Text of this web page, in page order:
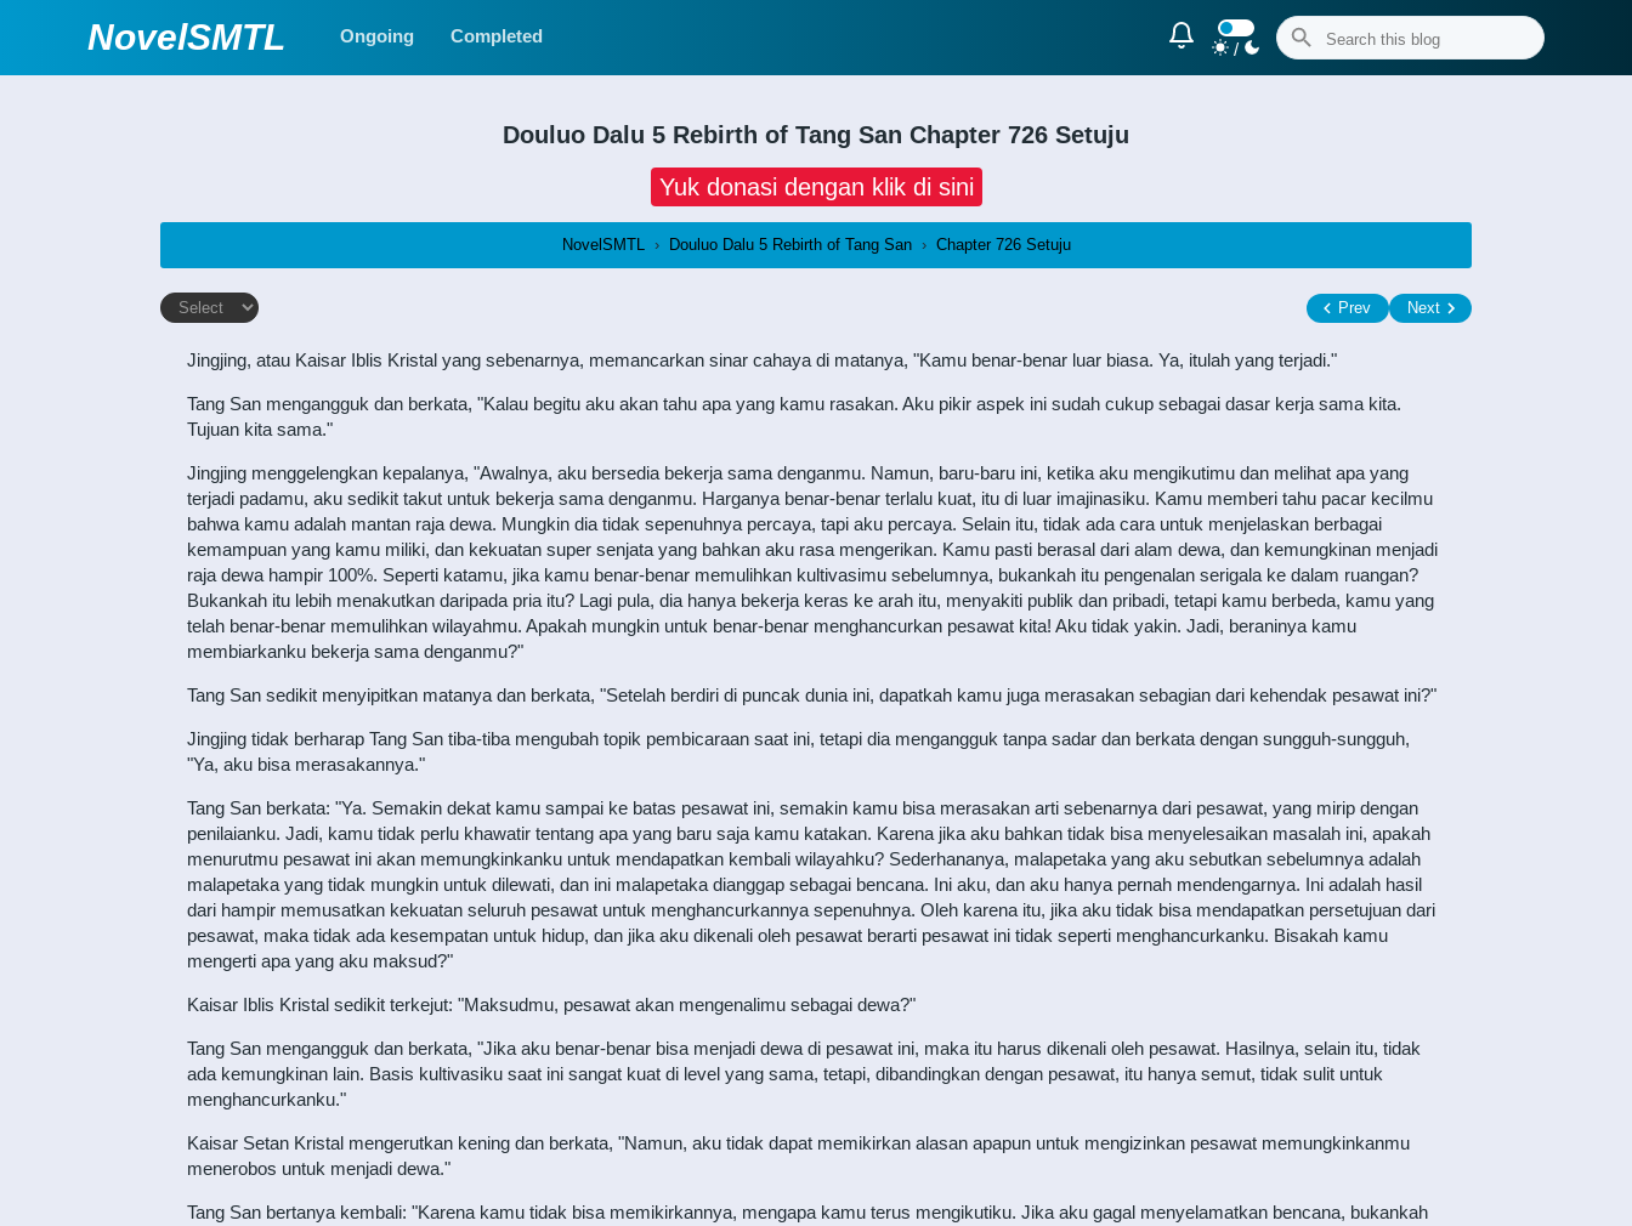
NovelSMTL Ongoing Completed
/
Douluo Dalu 5 Rebirth of Tang San Chapter 726 Setuju
Yuk donasi dengan klik di sini
NovelSMTL › Douluo Dalu 5 Rebirth of Tang San › Chapter 726 Setuju
Prev Next
Jingjing, atau Kaisar Iblis Kristal yang sebenarnya, memancarkan sinar cahaya di matanya, "Kamu benar-benar luar biasa. Ya, itulah yang terjadi."
Tang San mengangguk dan berkata, "Kalau begitu aku akan tahu apa yang kamu rasakan. Aku pikir aspek ini sudah cukup sebagai dasar kerja sama kita.
Tujuan kita sama."
Jingjing menggelengkan kepalanya, "Awalnya, aku bersedia bekerja sama denganmu. Namun, baru-baru ini, ketika aku mengikutimu dan melihat apa yang
terjadi padamu, aku sedikit takut untuk bekerja sama denganmu. Harganya benar-benar terlalu kuat, itu di luar imajinasiku. Kamu memberi tahu pacar kecilmu
bahwa kamu adalah mantan raja dewa. Mungkin dia tidak sepenuhnya percaya, tapi aku percaya. Selain itu, tidak ada cara untuk menjelaskan berbagai
kemampuan yang kamu miliki, dan kekuatan super senjata yang bahkan aku rasa mengerikan. Kamu pasti berasal dari alam dewa, dan kemungkinan menjadi
raja dewa hampir 100%. Seperti katamu, jika kamu benar-benar memulihkan kultivasimu sebelumnya, bukankah itu pengenalan serigala ke dalam ruangan?
Bukankah itu lebih menakutkan daripada pria itu? Lagi pula, dia hanya bekerja keras ke arah itu, menyakiti publik dan pribadi, tetapi kamu berbeda, kamu yang
telah benar-benar memulihkan wilayahmu. Apakah mungkin untuk benar-benar menghancurkan pesawat kita! Aku tidak yakin. Jadi, beraninya kamu
membiarkanku bekerja sama denganmu?"
Tang San sedikit menyipitkan matanya dan berkata, "Setelah berdiri di puncak dunia ini, dapatkah kamu juga merasakan sebagian dari kehendak pesawat ini?"
Jingjing tidak berharap Tang San tiba-tiba mengubah topik pembicaraan saat ini, tetapi dia mengangguk tanpa sadar dan berkata dengan sungguh-sungguh,
"Ya, aku bisa merasakannya."
Tang San berkata: "Ya. Semakin dekat kamu sampai ke batas pesawat ini, semakin kamu bisa merasakan arti sebenarnya dari pesawat, yang mirip dengan
penilaianku. Jadi, kamu tidak perlu khawatir tentang apa yang baru saja kamu katakan. Karena jika aku bahkan tidak bisa menyelesaikan masalah ini, apakah
menurutmu pesawat ini akan memungkinkanku untuk mendapatkan kembali wilayahku? Sederhananya, malapetaka yang aku sebutkan sebelumnya adalah
malapetaka yang tidak mungkin untuk dilewati, dan ini malapetaka dianggap sebagai bencana. Ini aku, dan aku hanya pernah mendengarnya. Ini adalah hasil
dari hampir memusatkan kekuatan seluruh pesawat untuk menghancurkannya sepenuhnya. Oleh karena itu, jika aku tidak bisa mendapatkan persetujuan dari
pesawat, maka tidak ada kesempatan untuk hidup, dan jika aku dikenali oleh pesawat berarti pesawat ini tidak seperti menghancurkanku. Bisakah kamu
mengerti apa yang aku maksud?"
Kaisar Iblis Kristal sedikit terkejut: "Maksudmu, pesawat akan mengenalimu sebagai dewa?"
Tang San mengangguk dan berkata, "Jika aku benar-benar bisa menjadi dewa di pesawat ini, maka itu harus dikenali oleh pesawat. Hasilnya, selain itu, tidak
ada kemungkinan lain. Basis kultivasiku saat ini sangat kuat di level yang sama, tetapi, dibandingkan dengan pesawat, itu hanya semut, tidak sulit untuk
menghancurkanku."
Kaisar Setan Kristal mengerutkan kening dan berkata, "Namun, aku tidak dapat memikirkan alasan apapun untuk mengizinkan pesawat memungkinkanmu
menerobos untuk menjadi dewa."
Tang San bertanya kembali: "Karena kamu tidak bisa memikirkannya, mengapa kamu terus mengikutiku. Jika aku gagal menyelamatkan bencana, bukankah